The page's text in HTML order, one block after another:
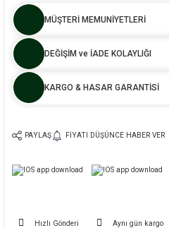
MÜŞTERİ MEMUNİYETLERİ
DEĞİŞİM ve İADE KOLAYLIĞI
KARGO & HASAR GARANTİSİ
PAYLAŞ FIYATI DÜŞÜNCE HABER VER
Hızlı Gönderi Aynı gün kargo